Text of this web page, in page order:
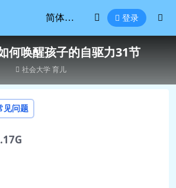
登录
何唤醒孩子的自驱力31节
社会大学育儿
见问题